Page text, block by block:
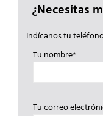
¿Necesitas
Indícanos tu
Tu nombre*
Tu correo